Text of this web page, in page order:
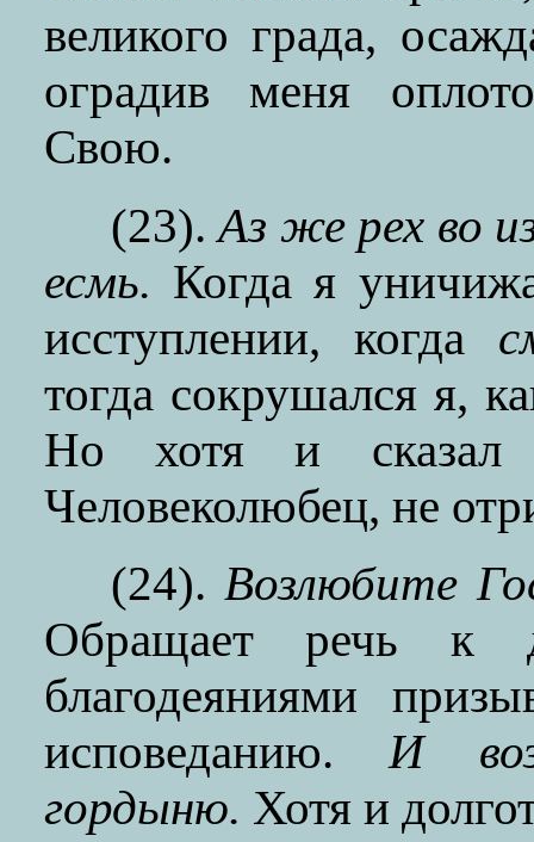
великого града,
оградив меня
Свою.
(23).Аз же рех во
есмь. Когда я
исступлении, когда
тогда сокрушался я,
Но хотя и
Человеколюбец, не
(24).Возлюбите
Обращает речь к
благодеяниями
исповеданию.И
гордыню. Хотя и